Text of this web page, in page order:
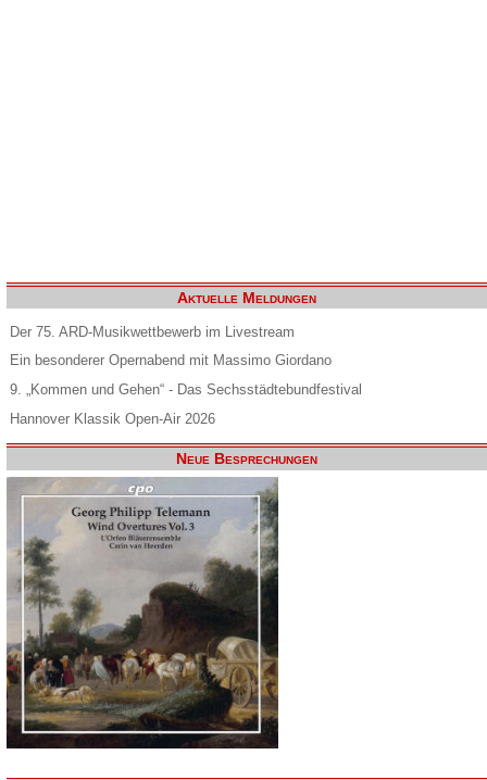
Aktuelle Meldungen
Der 75. ARD-Musikwettbewerb im Livestream
Ein besonderer Opernabend mit Massimo Giordano
9. „Kommen und Gehen“ - Das Sechsstädtebundfestival
Hannover Klassik Open-Air 2026
Neue Besprechungen